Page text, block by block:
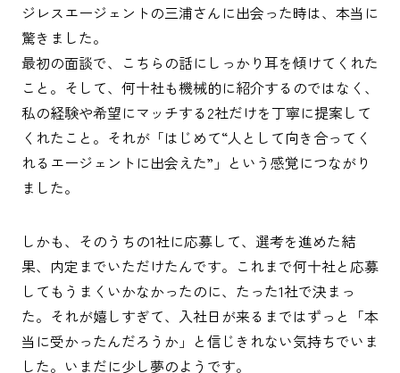
ジレスエージェントの三浦さんに出会った時は、本当に
驚きました。
最初の面談で、こちらの話にしっかり耳を傾けてくれた
こと。そして、何十社も機械的に紹介するのではなく、
私の経験や希望にマッチする2社だけを丁寧に提案して
くれたこと。それが「はじめて“人として向き合ってく
れるエージェントに出会えた”」という感覚につながり
ました。
しかも、そのうちの1社に応募して、選考を進めた結
果、内定までいただけたんです。これまで何十社と応募
してもうまくいかなかったのに、たった1社で決まっ
た。それが嬉しすぎて、入社日が来るまではずっと「本
当に受かったんだろうか」と信じきれない気持ちでいま
した。いまだに少し夢のようです。